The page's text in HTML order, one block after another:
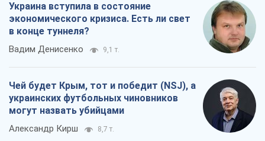
Украина вступила в состояние
экономического кризиса. Есть ли свет
в конце туннеля?
Вадим Денисенко 9,1 т.
Чей будет Крым, тот и победит (NSJ), а
украинских футбольных чиновников
могут назвать убийцами
Александр Кирш 8,7 т.